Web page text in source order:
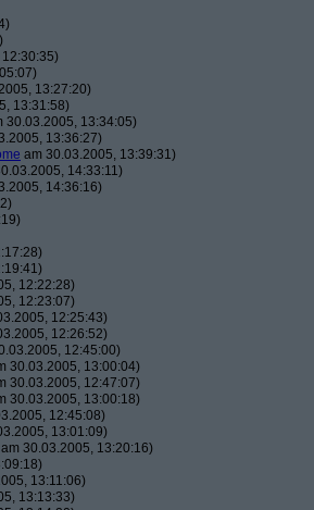
13:27:20)
13:31:58)
30.03.2005, 13:34:05)
13:36:27)
am 30.03.2005, 13:39:31)
14:33:11)
14:36:16)
12:22:28)
12:23:07)
12:25:43)
12:26:52)
12:45:00)
30.03.2005, 13:00:04)
30.03.2005, 12:47:07)
30.03.2005, 13:00:18)
12:45:08)
13:01:09)
am 30.03.2005, 13:20:16)
13:11:06)
13:13:33)